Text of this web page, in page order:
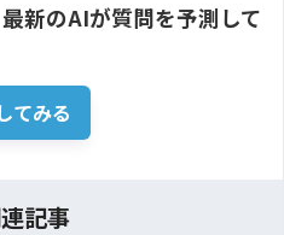
新のAIが質問を予測して
てみる
記事